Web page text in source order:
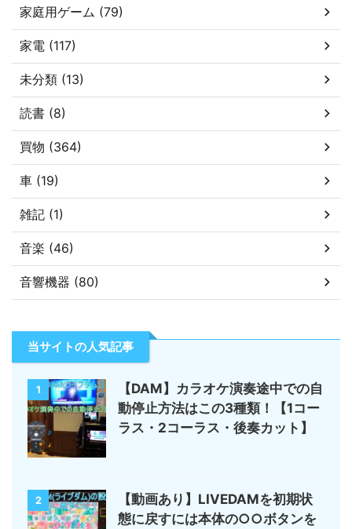
家庭用ゲーム (79)
家電 (117)
未分類 (13)
読書 (8)
買物 (364)
車 (19)
雑記 (1)
音楽 (46)
音響機器 (80)
当サイトの人気記事
1
【DAM】カラオケ演奏途中での自
動停止方法はこの3種類！【1コー
ラス・2コーラス・後奏カット】
2
【動画あり】LIVEDAMを初期状
態に戻すには本体の○○ボタンを